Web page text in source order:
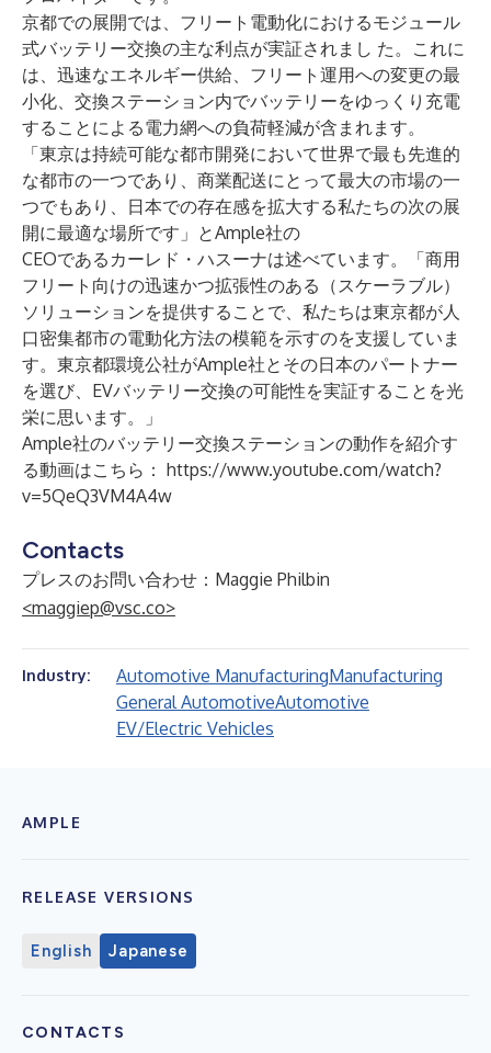
京都での展開では、フリート電動化におけるモジュール
式バッテリー交換の主な利点が実証されまし た。これに
は、迅速なエネルギー供給、フリート運用への変更の最
小化、交換ステーション内でバッテリーをゆっくり充電
することによる電力網への負荷軽減が含まれます。
「東京は持続可能な都市開発において世界で最も先進的
な都市の一つであり、商業配送にとって最大の市場の一
つでもあり、日本での存在感を拡大する私たちの次の展
開に最適な場所です」とAmple社の
CEOであるカーレド・ハスーナは述べています。「商用
フリート向けの迅速かつ拡張性のある（スケーラブル）
ソリューションを提供することで、私たちは東京都が人
口密集都市の電動化方法の模範を示すのを支援していま
す。東京都環境公社がAmple社とその日本のパートナー
を選び、EVバッテリー交換の可能性を実証することを光
栄に思います。」
Ample社のバッテリー交換ステーションの動作を紹介す
る動画はこちら： https://www.youtube.com/watch?
v=5QeQ3VM4A4w
Contacts
プレスのお問い合わせ：Maggie Philbin
<maggiep@vsc.co>
Industry: Automotive ManufacturingManufacturing
General AutomotiveAutomotive
EV/Electric Vehicles
AMPLE
RELEASE VERSIONS
English Japanese
CONTACTS